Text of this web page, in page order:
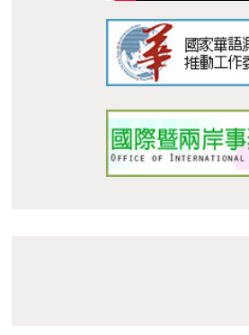
© 南臺科技大學 華語中心 STUST Chinese
Center
地址 : 710 台南市永康區南台街 1 號 L305
L305, No. 1, Nan-Tai Street, Yungkang Dist.,
TEL：+886-62533131 Ext.6010 E-
dept_chilance@stust.edu.tw